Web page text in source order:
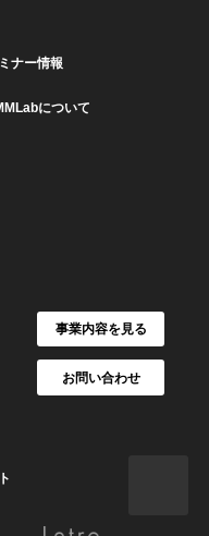
ナー情報
について
事業内容を見る
お問い合わせ